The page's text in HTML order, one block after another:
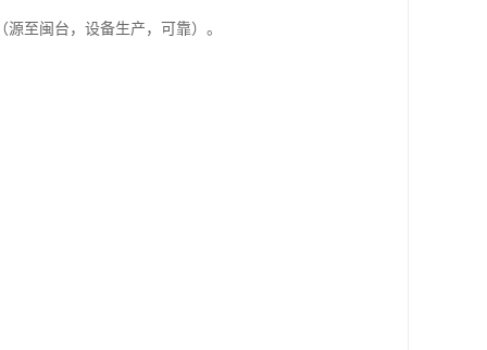
至闽台，设备生产，可靠）。